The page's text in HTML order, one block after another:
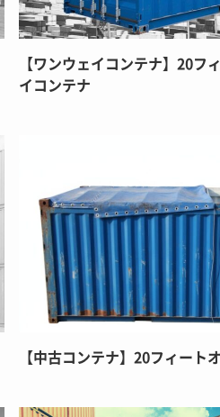
【ワンウェイコンテナ】20フ
イコンテナ
【中古コンテナ】20フィート